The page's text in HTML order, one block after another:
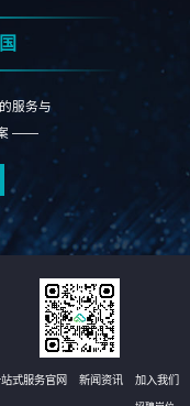
服务与
案 ——
式服务官网 新闻资讯 加入我们